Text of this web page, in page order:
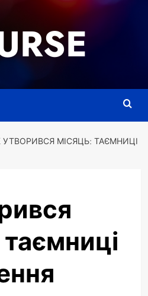
УТВОРИВСЯ МІСЯЦЬ: ТАЄМНИЦІ